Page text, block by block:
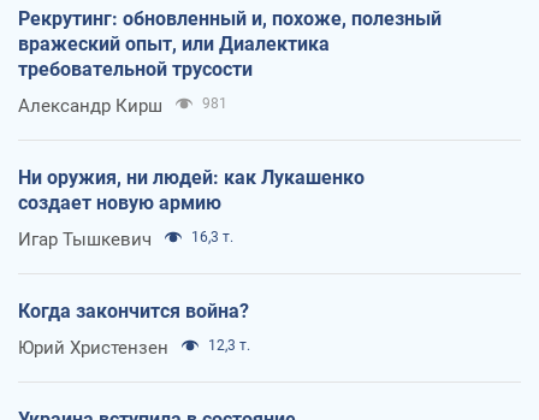
Рекрутинг: обновленный и, похоже, полезный
вражеский опыт, или Диалектика
требовательной трусости
Александр Кирш 981
Ни оружия, ни людей: как Лукашенко
создает новую армию
Игар Тышкевич 16,3 т.
Когда закончится война?
Юрий Христензен 12,3 т.